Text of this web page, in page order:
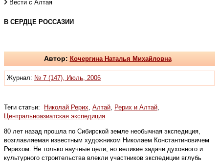
Вести с Алтая
В СЕРДЦЕ РОССАЗИИ
Автор: Кочергина Наталья Михайловна
Журнал: № 7 (147), Июль, 2006
Теги статьи: Николай Рерих Алтай Рерих и Алтай
Центральноазиатская экспедиция
80 лет назад прошла по Сибирской земле не­обычная экспедиция,
возглавляемая известным художником Николаем Константиновичем
Рерихом. Не только научные цели, но великие задачи духовного и
культурного строительства влекли участников экспедиции вглубь